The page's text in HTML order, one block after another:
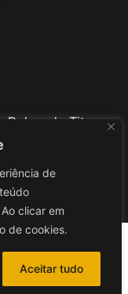
de
clicar em
de cookies.
Aceitar tudo
Tito
iv3